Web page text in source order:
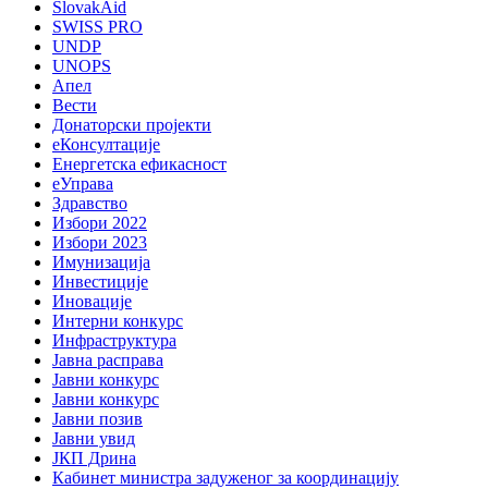
SlovakAid
SWISS PRO
UNDP
UNOPS
Апел
Вести
Донаторски пројекти
еКонсултације
Енергетска ефикасност
еУправа
Здравство
Избори 2022
Избори 2023
Имунизација
Инвестиције
Иновације
Интерни конкурс
Инфраструктура
Јавна расправа
Јавни конкурс
Јавни конкурс
Јавни позив
Јавни увид
ЈКП Дрина
Кабинет министра задуженог за координацију